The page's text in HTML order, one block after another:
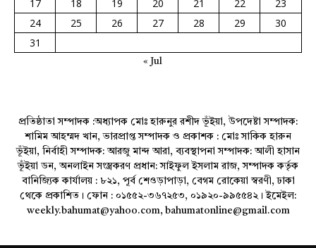
17
18 19 20 21 22
23
24
25 26 27 28 29
30
31
« Jul
প্রতিষ্ঠাতা সম্পাদক :অধ্যাপক মোঃ হারুনুর রশীদ ভূঁইয়া, উপদেষ্টা সম্পাদক:
শামিম আহম্মদ খান, ভারপ্রাপ্ত সম্পাদক ও প্রকাশক : মোঃ সাকিক হারুন
ভূঁইয়া, নির্বাহী সম্পাদক: আরজু মান্দ আরা, ব্যবস্থাপনা সম্পাদক: আলী হাসান
ভূঁইয়া ডন, অনলাইন সংস্ত্রকরণ প্রধান: সাইফুল ইসলাম রাজ, সম্পাদক কর্তৃক
বানিজ্যিক কার্যালয় : ৮২১, পূর্ব শেওড়াপাড়া, বেগম রোকেয়া স্বরণী, ঢাকা
থেকে প্রকাশিত। ফোন : ০১৫৫২-৩৬৭২৫৩, ০১৯২০-৯৯৫৫৪২। ইমেইল:
weekly.bahumat@yahoo.com, bahumatonline@gmail.com